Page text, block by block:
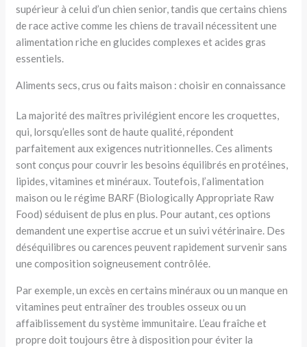
supérieur à celui d’un chien senior, tandis que certains chiens
de race active comme les chiens de travail nécessitent une
alimentation riche en glucides complexes et acides gras
essentiels.
Aliments secs, crus ou faits maison : choisir en connaissance
La majorité des maîtres privilégient encore les croquettes,
qui, lorsqu’elles sont de haute qualité, répondent
parfaitement aux exigences nutritionnelles. Ces aliments
sont conçus pour couvrir les besoins équilibrés en protéines,
lipides, vitamines et minéraux. Toutefois, l’alimentation
maison ou le régime BARF (Biologically Appropriate Raw
Food) séduisent de plus en plus. Pour autant, ces options
demandent une expertise accrue et un suivi vétérinaire. Des
déséquilibres ou carences peuvent rapidement survenir sans
une composition soigneusement contrôlée.
Par exemple, un excès en certains minéraux ou un manque en
vitamines peut entraîner des troubles osseux ou un
affaiblissement du système immunitaire. L’eau fraîche et
propre doit toujours être à disposition pour éviter la